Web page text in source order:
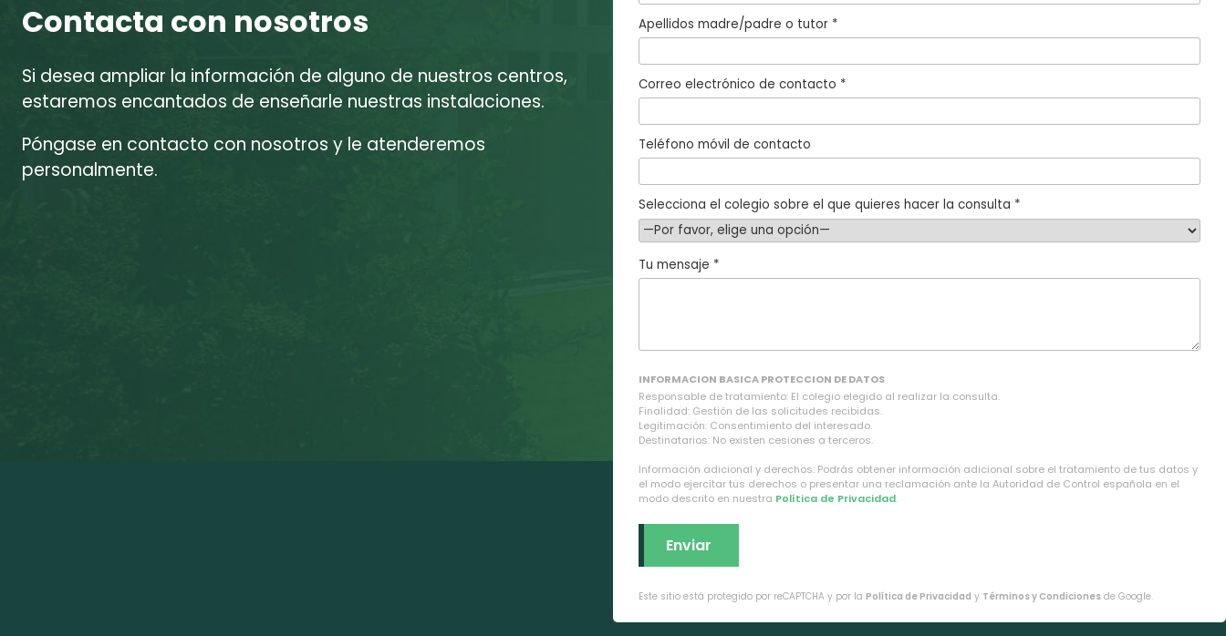
Contacta con nosotros
Si desea ampliar la información de alguno de nuestros centros,
estaremos encantados de enseñarle nuestras instalaciones.
Póngase en contacto con nosotros y le atenderemos
personalmente.
Apellidos madre/padre o tutor *
Correo electrónico de contacto *
Teléfono móvil de contacto
Selecciona el colegio sobre el que quieres hacer la consulta *
Tu mensaje *
INFORMACION BASICA PROTECCION DE DATOS
Responsable de tratamiento: El colegio elegido al realizar la consulta.
Finalidad: Gestión de las solicitudes recibidas.
Legitimación: Consentimiento del interesado.
Destinatarios: No existen cesiones a terceros.
Información adicional y derechos: Podrás obtener información adicional sobre el tratamiento de tus datos y
el modo ejercitar tus derechos o presentar una reclamación ante la Autoridad de Control española en el
modo descrito en nuestra Política de Privacidad.
Este sitio está protegido por reCAPTCHA y por la Política de Privacidad y Términos y Condiciones de Google.